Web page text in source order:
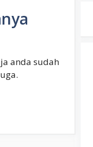
anda sudah